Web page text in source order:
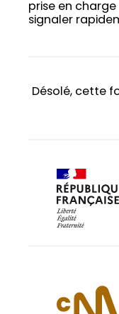
prise en
signaler
Désolé, cette